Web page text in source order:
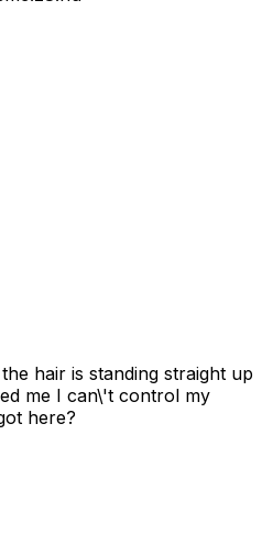
hair is standing straight up
me I can\'t control my
here?